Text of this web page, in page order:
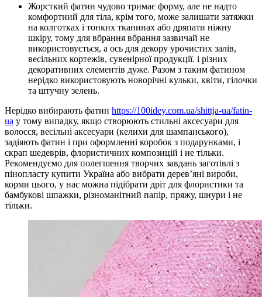
Жорсткий фатин чудово тримає форму, але не надто
комфортний для тіла, крім того, може залишати затяжки
на колготках і тонких тканинах або дряпати ніжну
шкіру, тому для вбрання вбрання зазвичай не
використовується, а ось для декору урочистих залів,
весільних кортежів, сувенірної продукції. і різних
декоративних елементів дуже. Разом з таким фатином
нерідко використовують новорічні кульки, квіти, гілочки
та штучну зелень.
Нерідко вибирають фатин https://100idey.com.ua/shittja-ua/fatin-
ua у тому випадку, якщо створюють стильні аксесуари для
волосся, весільні аксесуари (келихи для шампанського),
задіяють фатин і при оформленні коробок з подарунками, і
скрап шедеврів, флористичних композицій і не тільки.
Рекомендуємо для полегшення творчих завдань заготівлі з
пінопласту купити Україна або вибрати дерев’яні вироби,
корми цього, у нас можна підібрати дріт для флористики та
бамбукові шпажки, різноманітний папір, пряжу, шнури і не
тільки.